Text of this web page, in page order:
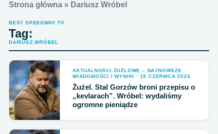
Strona główna » Dariusz Wróbel
BEST SPEEDWAY TV
Tag:
DARIUSZ WRÓBEL
AKTUALNOŚCI ŻUŻLOWE – NAJNOWSZE
WIADOMOŚCI I WYNIKI · 19 CZERWCA 2026
Żużel. Stal Gorzów broni przepisu o
„kevlarach”. Wróbel: wydaliśmy
ogromne pieniądze